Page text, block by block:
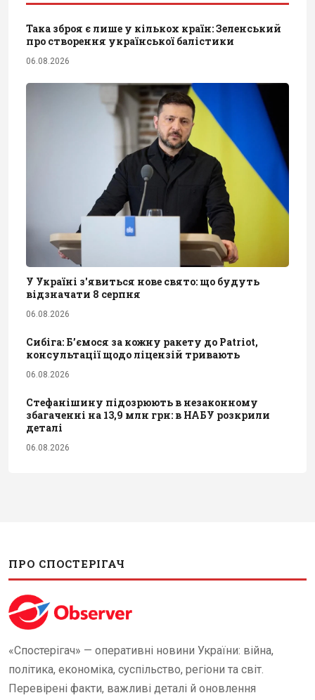
Така зброя є лише у кількох країн: Зеленський
про створення української балістики
06.08.2026
У Україні з'явиться нове свято: що будуть
відзначати 8 серпня
06.08.2026
Сибіга: Б’ємося за кожну ракету до Patriot,
консультації щодо ліцензій тривають
06.08.2026
Стефанішину підозрюють в незаконному
збагаченні на 13,9 млн грн: в НАБУ розкрили
деталі
06.08.2026
ПРО СПОСТЕРІГАЧ
«Спостерігач» — оперативні новини України: війна,
політика, економіка, суспільство, регіони та світ.
Перевірені факти, важливі деталі й оновлення